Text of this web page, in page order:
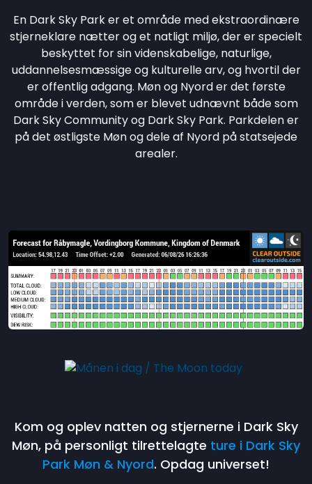
En Dark Sky Park er et område med ekstraordinære
stjerneklare nætter og et natligt miljø, der er specielt
beskyttet for sin videnskabelige, naturlige,
uddannelsesmæssige og kulturelle arv, og hvortil der
er offentlig adgang. Møn og Nyord er det første
område i verden, som er blevet udnævnt både som
Dark Sky Community og Dark Sky Park. Parkdelen er
på det østligste Møn og dele af Nyord på statsejede
arealer.
Kom og oplev natten og stjernerne i Dark Sky
Møn, på personligt tilrettelagte ture i Dark Sky
Park Møn & Nyord. Opdag universet!